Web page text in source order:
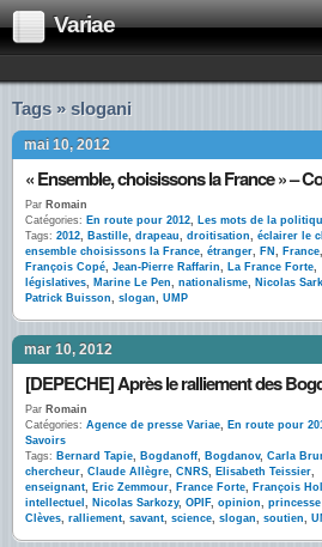
Variae
Tags » slogani
mai 10, 2012
Par Romain
Catégories: En route pour 2012, Les mots de la
Tags: 2012, Bastille, drapeau, droitisation, éclairer le
ensemble choisissons la France, étranger, FN , France,
François Copé, Jean-Pierre Raffarin, La France Forte,
législatives, Marine Le Pen, nationalisme, Nicolas
Patrick Buisson, slogan, UMP
mar 10, 2012
Par Romain
Catégories: Agence de presse Variae, En route pour
Savoirs
Tags: Bernard Tapie, Bogdanoff, Bogdanov, Carla
chercheur, Claude Allègre, CNRS, Elisabeth Teissier,
enseignant, Eric Zemmour, France Forte, François
intellectuel , Nicolas Sarkozy, OPIF, opinion,
Clèves, ralliement, savant, science, slogan, soutien,